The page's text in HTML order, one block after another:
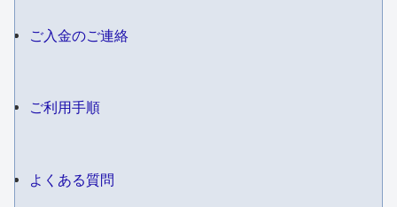
ご入金のご連絡
ご利用手順
よくある質問